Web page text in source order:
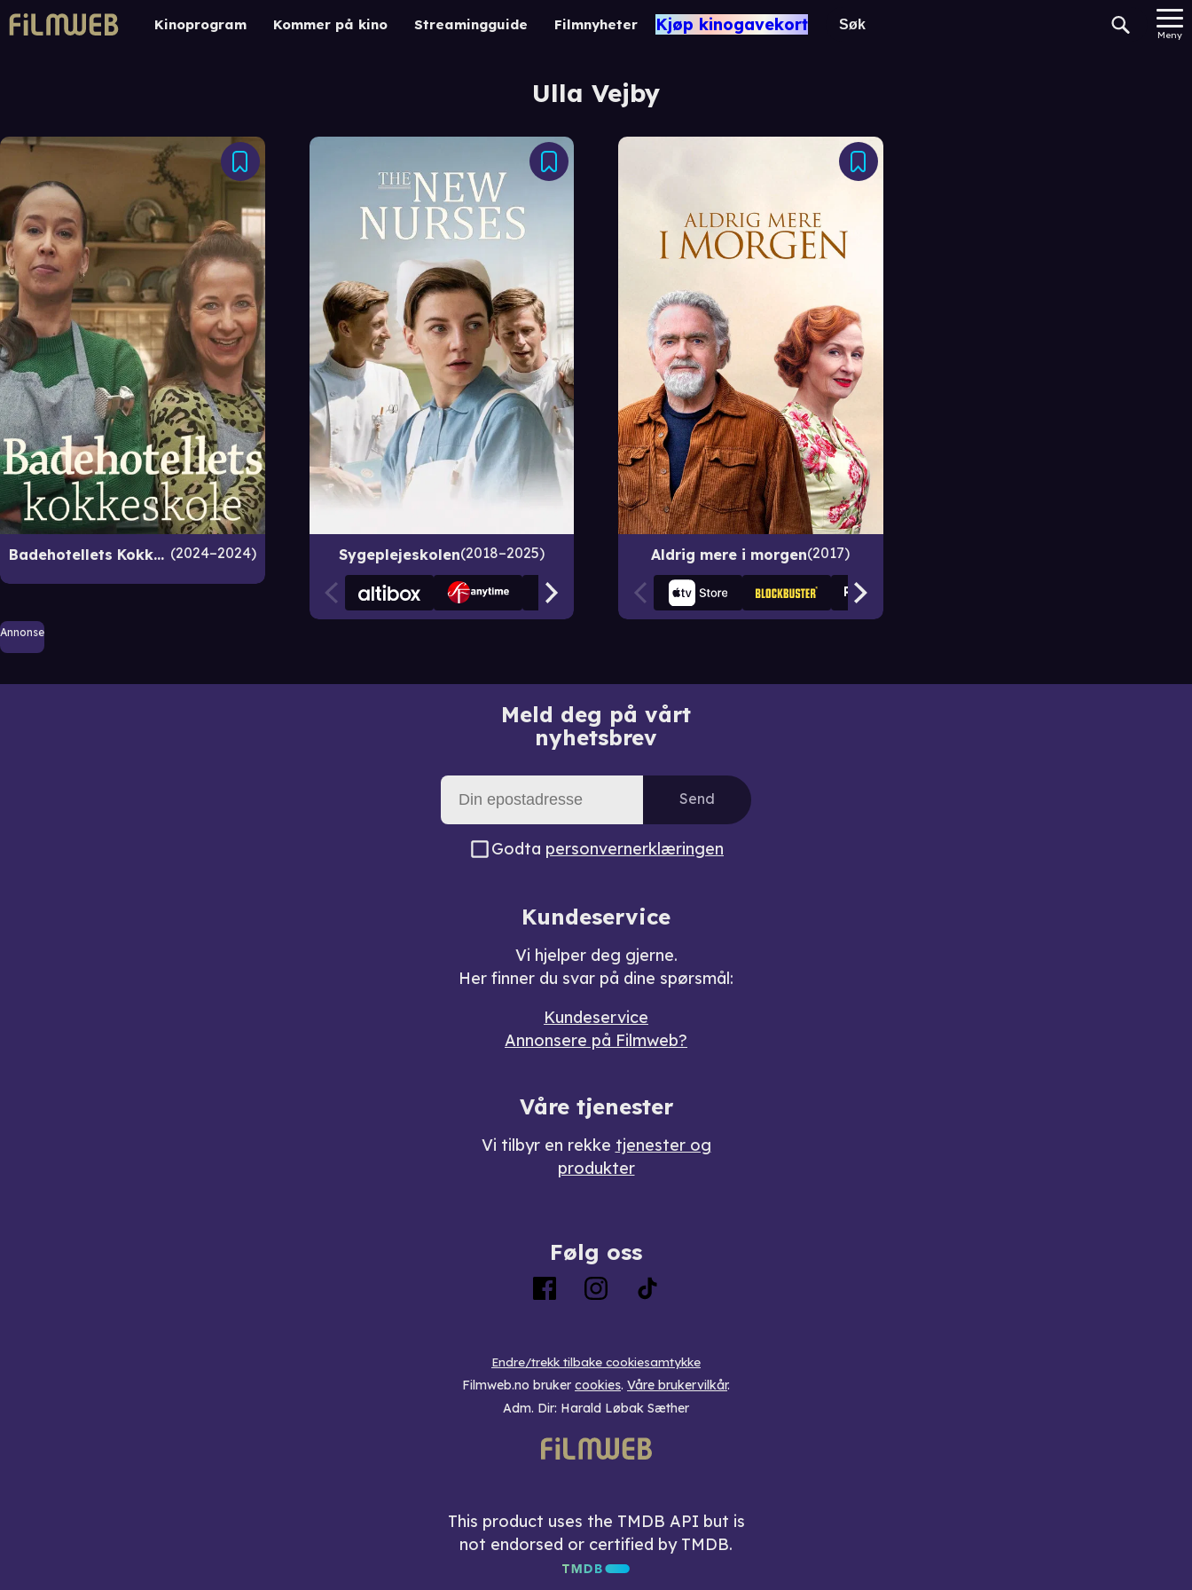
Kinoprogram Kommer på kino Streamingguide Filmnyheter Kjøp kinogavekort
Meny
Ulla Vejby
Badehotellets Kokkeskole 2024–2024 Sygeplejeskolen 2018–2025 Aldrig mere i morgen 2017
Annonse
Meld deg på vårt
nyhetsbrev
Send
Godta personvernerklæringen
Kundeservice
Vi hjelper deg gjerne.
Her finner du svar på dine spørsmål:
Kundeservice
Annonsere på Filmweb?
Våre tjenester
Vi tilbyr en rekke tjenester og
produkter
Følg oss
Endre/trekk tilbake cookiesamtykke
Filmweb.no bruker cookies. Våre brukervilkår.
Adm. Dir: Harald Løbak Sæther
This product uses the TMDB API but is
not endorsed or certified by TMDB.